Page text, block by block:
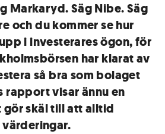
Markaryd. Säg Nibe. Säg
och du kommer se hur
i investerares ögon, för
har klarat av
så bra som bolaget
rapport visar ännu en
skäl till att alltid